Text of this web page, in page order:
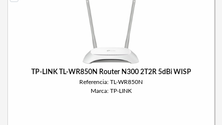
TP-LINK TL-WR850N Router N300 2T2R 5dBi WISP
Referencia: TL-WR850N
Marca: TP-LINK